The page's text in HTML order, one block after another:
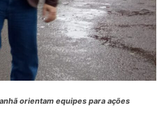
orientam equipes para ações